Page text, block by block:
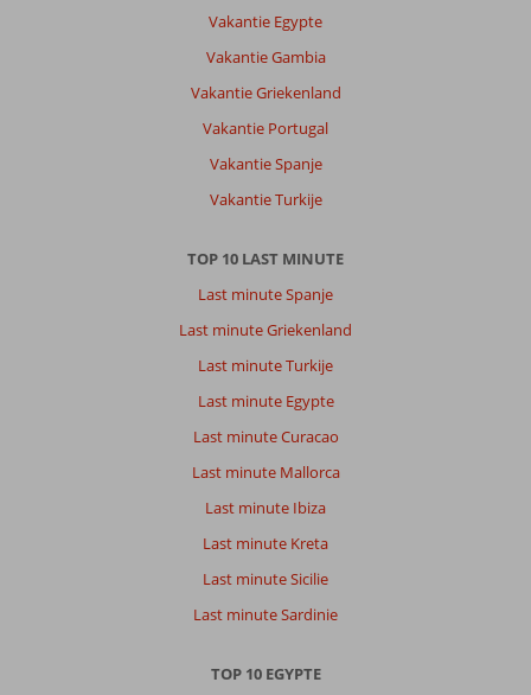
Vakantie Egypte
Vakantie Gambia
Vakantie Griekenland
Vakantie Portugal
Vakantie Spanje
Vakantie Turkije
TOP 10 LAST MINUTE
Last minute Spanje
Last minute Griekenland
Last minute Turkije
Last minute Egypte
Last minute Curacao
Last minute Mallorca
Last minute Ibiza
Last minute Kreta
Last minute Sicilie
Last minute Sardinie
TOP 10 EGYPTE